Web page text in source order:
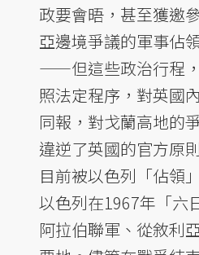
政要會晤，甚至獲邀
亞邊境爭議的軍事佔
——但這些政治行程
照法定程序，對英國
同報，對戈蘭高地的
違逆了英國的官方原
目前被以色列「佔領
以色列在1967年「六
阿拉伯聯軍、從敘利